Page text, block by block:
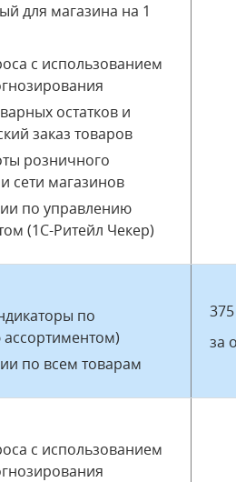
для магазина на 1
с использованием
остатков и
заказ товаров
розничного
сети магазинов
по управлению
(1С-Ритейл Чекер)
по
по всем товарам
за
с использованием